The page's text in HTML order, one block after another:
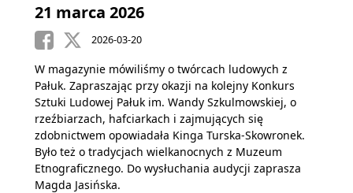
21 marca 2026
2026-03-20
W magazynie mówiliśmy o twórcach ludowych z
Pałuk. Zapraszając przy okazji na kolejny Konkurs
Sztuki Ludowej Pałuk im. Wandy Szkulmowskiej, o
rzeźbiarzach, hafciarkach i zajmujących się
zdobnictwem opowiadała Kinga Turska-Skowronek.
Było też o tradycjach wielkanocnych z Muzeum
Etnograficznego. Do wysłuchania audycji zaprasza
Magda Jasińska.